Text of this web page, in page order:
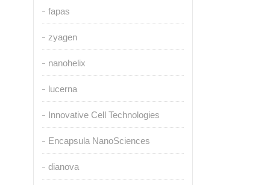
fapas
zyagen
nanohelix
lucerna
Innovative Cell Technologies
Encapsula NanoSciences
dianova